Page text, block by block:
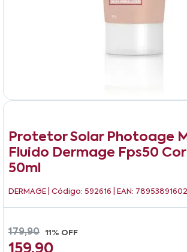
Protetor Solar Photoage
Fluido Dermage Fps50
50ml
DERMAGE | Código: 592616 | EAN:
179,90 11% OFF
159,90